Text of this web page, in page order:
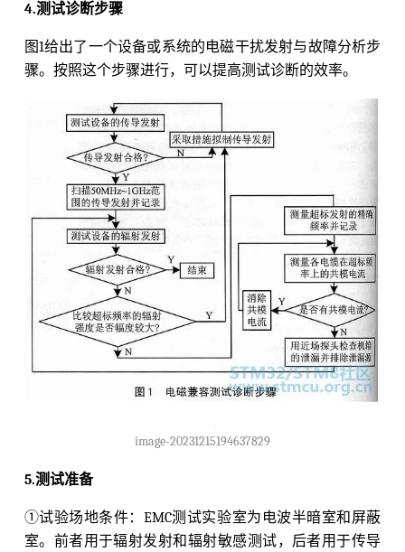
4.测试诊断步骤
图1给出了一个设备或系统的电磁干扰发射与故障分析步
骤。按照这个步骤进行，可以提高测试诊断的效率。
image-20231215194637829
5.测试准备
①试验场地条件：EMC测试实验室为电波半暗室和屏蔽
室。前者用于辐射发射和辐射敏感测试，后者用于传导